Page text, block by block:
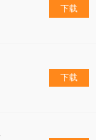
下载
下载